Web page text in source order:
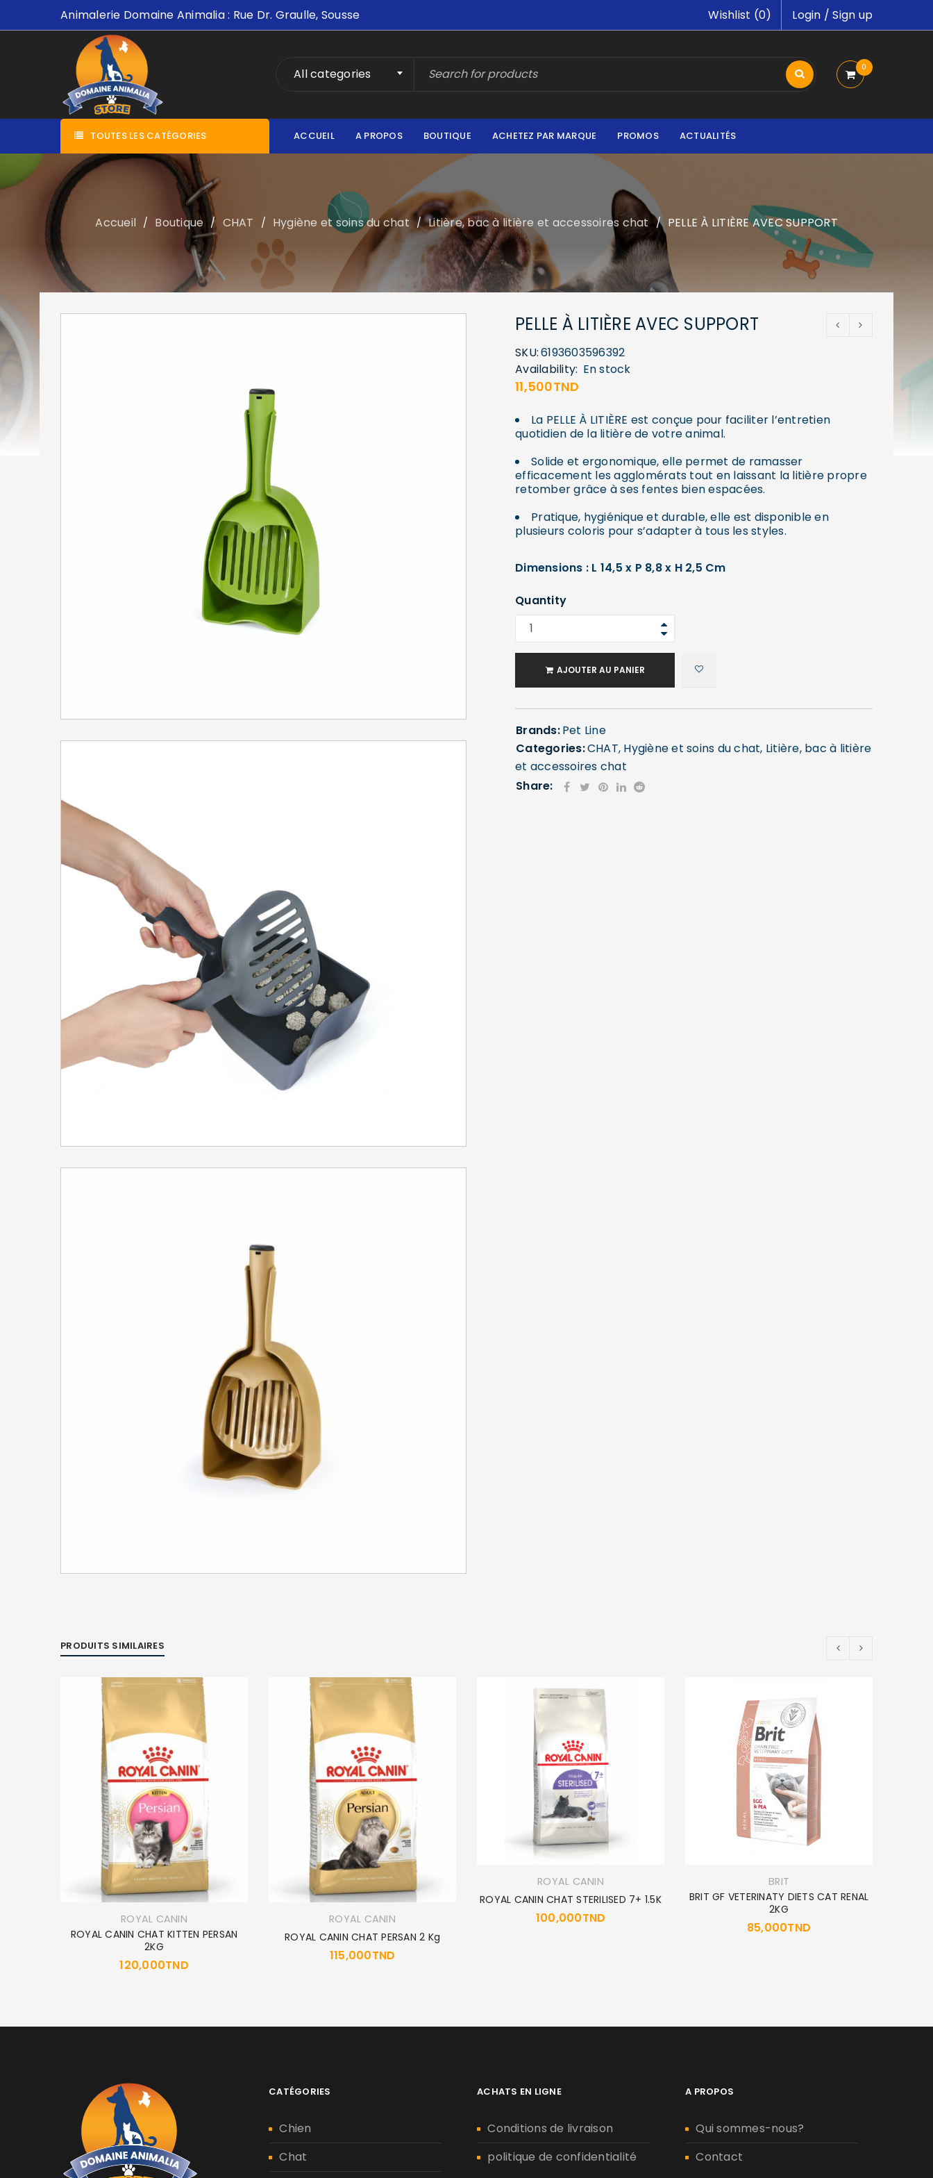
Animalerie Domaine Animalia : Rue Dr. Graulle, Sousse Login /Sign up
Wishlist (0)
All categories 0
TOUTES LES CATÉGORIES ACCUEIL A PROPOS BOUTIQUE ACHETEZ PAR MARQUE PROMOS ACTUALITÉS
Accueil / Boutique / CHAT / Hygiène et soins du chat / Litière, bac à litière et accessoires chat / PELLE À LITIÈRE AVEC SUPPORT
PELLE À LITIÈRE AVEC SUPPORT
SKU:6193603596392
Availability: En stock
11,500TND
La PELLE À LITIÈRE est conçue pour faciliter l’entretien
quotidien de la litière de votre animal.
Solide et ergonomique, elle permet de ramasser
efficacement les agglomérats tout en laissant la litière propre
retomber grâce à ses fentes bien espacées.
Pratique, hygiénique et durable, elle est disponible en
plusieurs coloris pour s’adapter à tous les styles.
Dimensions : L 14,5 x P 8,8 x H 2,5 Cm
Quantity
AJOUTER AU PANIER
Brands:Pet Line
Categories:CHAT, Hygiène et soins du chat, Litière, bac à litière
et accessoires chat
Share:
PRODUITS SIMILAIRES
ROYAL CANIN
ROYAL CANIN CHAT KITTEN PERSAN
2KG
120,000TND
ROYAL CANIN
ROYAL CANIN CHAT PERSAN 2 Kg
115,000TND
ROYAL CANIN
ROYAL CANIN CHAT STERILISED 7+ 1.5K
100,000TND
BRIT
BRIT GF VETERINATY DIETS CAT RENAL
2KG
85,000TND
CATÉGORIES
Chien
Chat
ACHATS EN LIGNE
Conditions de livraison
politique de confidentialité
A PROPOS
Qui sommes-nous?
Contact